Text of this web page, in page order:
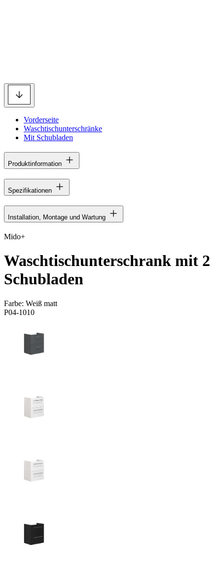
Vorderseite
Waschtischunterschränke
Mit Schubladen
Produktinformation
Spezifikationen
Installation, Montage und Wartung
Mido+
Waschtischunterschrank mit 2
Schubladen
Farbe: Weiß matt
P04-1010